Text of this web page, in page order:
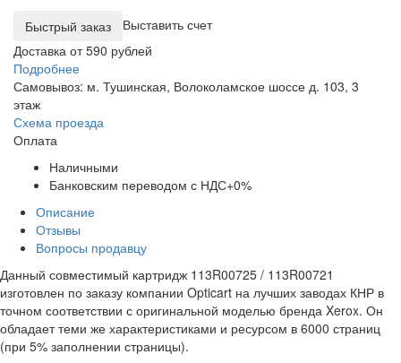
Выставить счет
Доставка от 590 рублей
Подробнее
Самовывоз: м. Тушинская, Волоколамское шоссе д. 103, 3
этаж
Схема проезда
Оплата
Наличными
Банковским переводом с НДС+0%
Описание
Отзывы
Вопросы продавцу
Данный совместимый картридж 113R00725 / 113R00721
изготовлен по заказу компании Opticart на лучших заводах КНР в
точном соответствии с оригинальной моделью бренда Xerox. Он
обладает теми же характеристиками и ресурсом в 6000 страниц
(при 5% заполнении страницы).